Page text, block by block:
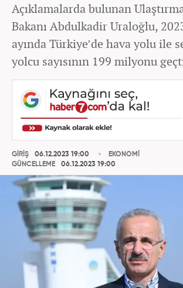
Açıklamalarda bulunan
Bakanı Abdulkadir Uraloğlu,
ayında Türkiye’de hava yolu ile
yolcu sayısının 199 milyonu
GİRİŞ
06.12.2023 19:00
GÜNCELLEME
06.12.2023 19:00
EKONOMİ